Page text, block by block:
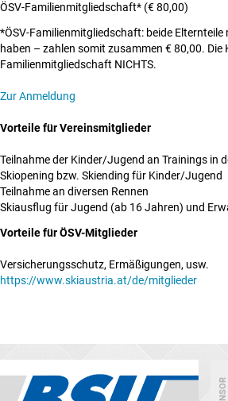
ÖSV-Familienmitgliedschaft* (€ 80,00)
*ÖSV-Familienmitgliedschaft: beide
haben – zahlen somit zusammen € 80,00.
Familienmitgliedschaft NICHTS.
Zur Anmeldung
Vorteile für Vereinsmitglieder
Teilnahme der Kinder/Jugend an Trainings in
Skiopening bzw. Skiending für Kinder/Jugend
Teilnahme an diversen Rennen
Skiausflug für Jugend (ab 16 Jahren) und
Vorteile für ÖSV-Mitglieder
Versicherungsschutz, Ermäßigungen, usw.
https://www.skiaustria.at/de/mitglieder